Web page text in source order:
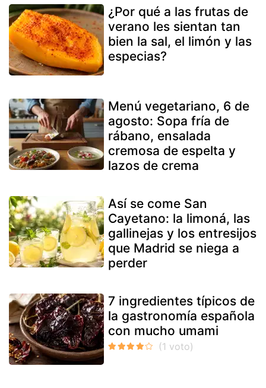
¿Por qué a las frutas de
verano les sientan tan
bien la sal, el limón y las
especias?
Menú vegetariano, 6 de
agosto: Sopa fría de
rábano, ensalada
cremosa de espelta y
lazos de crema
Así se come San
Cayetano: la limoná, las
gallinejas y los entresijos
que Madrid se niega a
perder
7 ingredientes típicos de
la gastronomía española
con mucho umami